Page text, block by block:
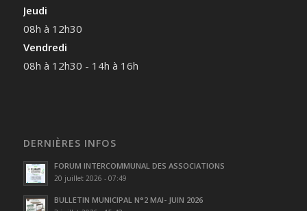
Jeudi
08h à 12h30
Vendredi
08h à 12h30 - 14h à 16h
DERNIÈRES INFOS
FORUM INTERCOMMUNAL DES ASSOCIATIONS
20 juillet 2026 - 07:49
BULLETIN MUNICIPAL N°2 MAI- JUIN 2026